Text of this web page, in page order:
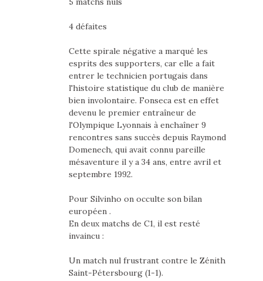
4 défaites
Cette spirale négative a marqué les
esprits des supporters, car elle a fait
entrer le technicien portugais dans
l'histoire statistique du club de manière
bien involontaire. Fonseca est en effet
devenu le premier entraîneur de
l'Olympique Lyonnais à enchaîner 9
rencontres sans succès depuis Raymond
Domenech, qui avait connu pareille
mésaventure il y a 34 ans, entre avril et
septembre 1992.
Pour Silvinho on occulte son bilan
européen .
En deux matchs de C1, il est resté
invaincu :
Un match nul frustrant contre le Zénith
Saint-Pétersbourg (1-1).